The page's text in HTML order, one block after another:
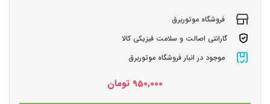
فروشگاه موتوربرق
گارانتی اصالت و سلامت فیزیکی کالا
موجود در انبار فروشگاه موتوربرق
950,000 تومان